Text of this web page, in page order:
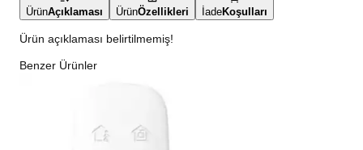
ÜrünAçıklaması ÜrünÖzellikleri İadeKoşulları
Ürün açıklaması belirtilmemiş!
Benzer Ürünler